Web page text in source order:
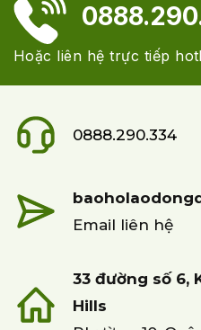
Hoặc liên hệ trực tiếp
0888.290.334
Email liên hệ
33 đường số 6,
Hills